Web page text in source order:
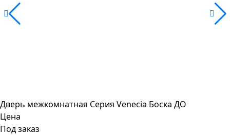
Дверь межкомнатная Серия Venecia Боска ДО
Цена
Под заказ